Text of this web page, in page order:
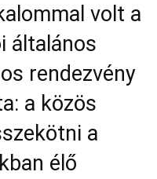
volt a
általános
rendezvény
a közös
a
élő